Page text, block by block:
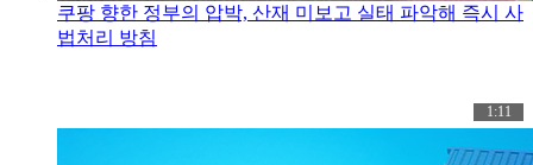
쿠팡 향한 정부의 압박, 산재 미보고 실태 파악해 즉시 사
법처리 방침
1:11